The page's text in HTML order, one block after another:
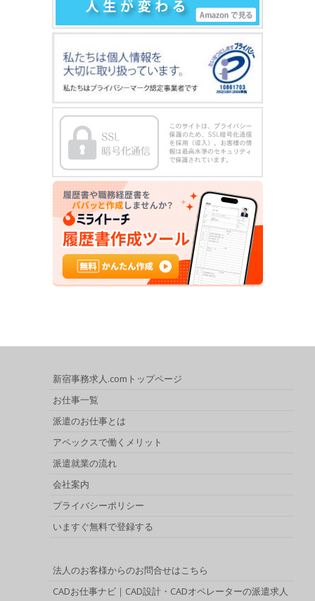
新宿事務求人.comトップページ
お仕事一覧
派遣のお仕事とは
アペックスで働くメリット
派遣就業の流れ
会社案内
プライバシーポリシー
いますぐ無料で登録する
法人のお客様からのお問合せはこちら
CADお仕事ナビ｜CAD設計・CADオペレーターの派遣求人